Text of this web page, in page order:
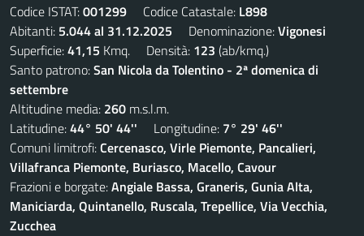
Codice ISTAT:001299 Codice Catastale: L898
Abitanti: 5.044 al 31.12.2025 Denominazione:Vigonesi
Superficie:41,15 Kmq. Densità: 123 (ab/kmq.)
Santo patrono:San Nicola da Tolentino - 2ª domenica di
settembre
Altitudine media: 260 m.s.l.m.
Latitudine:44° 50' 44'' Longitudine: 7° 29' 46''
Comuni limitrofi:Cercenasco, Virle Piemonte, Pancalieri,
Villafranca Piemonte, Buriasco, Macello, Cavour
Frazioni e borgate:Angiale Bassa, Graneris, Gunia Alta,
Maniciarda, Quintanello, Ruscala, Trepellice, Via Vecchia,
Zucchea